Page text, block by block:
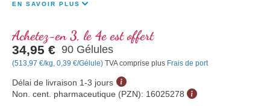
EN SAVOIR PLUS
Achetez-en 3, le 4e est offert
34,95 € 90 Gélules
(513,97 €/kg, 0,39 €/Gélule) TVA comprise plus Frais de port
Délai de livraison 1-3 jours
Non. cent. pharmaceutique (PZN): 16025278